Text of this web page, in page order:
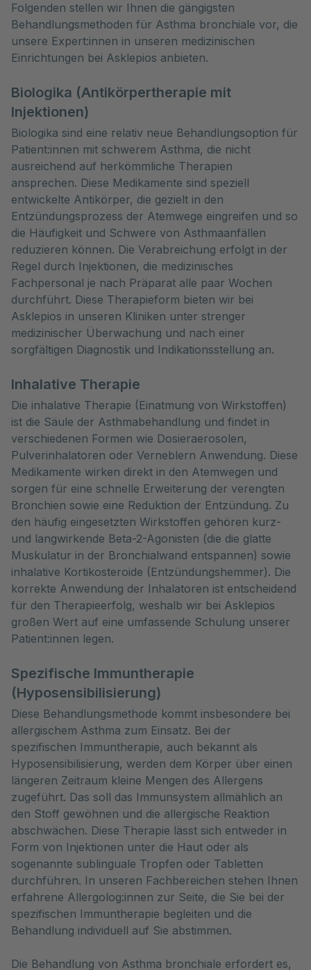
Folgenden stellen wir Ihnen die gängigsten
Behandlungsmethoden für Asthma bronchiale vor, die
unsere Expert:innen in unseren medizinischen
Einrichtungen bei Asklepios anbieten.
Biologika (Antikörpertherapie mit
Injektionen)
Biologika sind eine relativ neue Behandlungsoption für
Patient:innen mit schwerem Asthma, die nicht
ausreichend auf herkömmliche Therapien
ansprechen. Diese Medikamente sind speziell
entwickelte Antikörper, die gezielt in den
Entzündungsprozess der Atemwege eingreifen und so
die Häufigkeit und Schwere von Asthmaanfällen
reduzieren können. Die Verabreichung erfolgt in der
Regel durch Injektionen, die medizinisches
Fachpersonal je nach Präparat alle paar Wochen
durchführt. Diese Therapieform bieten wir bei
Asklepios in unseren Kliniken unter strenger
medizinischer Überwachung und nach einer
sorgfältigen Diagnostik und Indikationsstellung an.
Inhalative Therapie
Die inhalative Therapie (Einatmung von Wirkstoffen)
ist die Säule der Asthmabehandlung und findet in
verschiedenen Formen wie Dosieraerosolen,
Pulverinhalatoren oder Verneblern Anwendung. Diese
Medikamente wirken direkt in den Atemwegen und
sorgen für eine schnelle Erweiterung der verengten
Bronchien sowie eine Reduktion der Entzündung. Zu
den häufig eingesetzten Wirkstoffen gehören kurz-
und langwirkende Beta-2-Agonisten (die die glatte
Muskulatur in der Bronchialwand entspannen) sowie
inhalative Kortikosteroide (Entzündungshemmer). Die
korrekte Anwendung der Inhalatoren ist entscheidend
für den Therapieerfolg, weshalb wir bei Asklepios
großen Wert auf eine umfassende Schulung unserer
Patient:innen legen.
Spezifische Immuntherapie
(Hyposensibilisierung)
Diese Behandlungsmethode kommt insbesondere bei
allergischem Asthma zum Einsatz. Bei der
spezifischen Immuntherapie, auch bekannt als
Hyposensibilisierung, werden dem Körper über einen
längeren Zeitraum kleine Mengen des Allergens
zugeführt. Das soll das Immunsystem allmählich an
den Stoff gewöhnen und die allergische Reaktion
abschwächen. Diese Therapie lässt sich entweder in
Form von Injektionen unter die Haut oder als
sogenannte sublinguale Tropfen oder Tabletten
durchführen. In unseren Fachbereichen stehen Ihnen
erfahrene Allergolog:innen zur Seite, die Sie bei der
spezifischen Immuntherapie begleiten und die
Behandlung individuell auf Sie abstimmen.
Die Behandlung von Asthma bronchiale erfordert es,